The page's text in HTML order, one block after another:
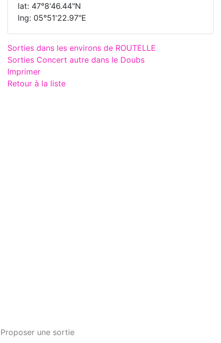
lat: 47°8'46.44"N
lng: 05°51'22.97"E
Sorties dans les environs de ROUTELLE
Sorties Concert autre dans le Doubs
Imprimer
Retour à la liste
Proposer une sortie